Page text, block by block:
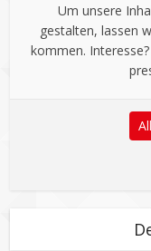
Um unsere
gestalten, lassen
kommen.